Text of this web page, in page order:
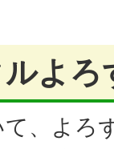
よろ
、よろ